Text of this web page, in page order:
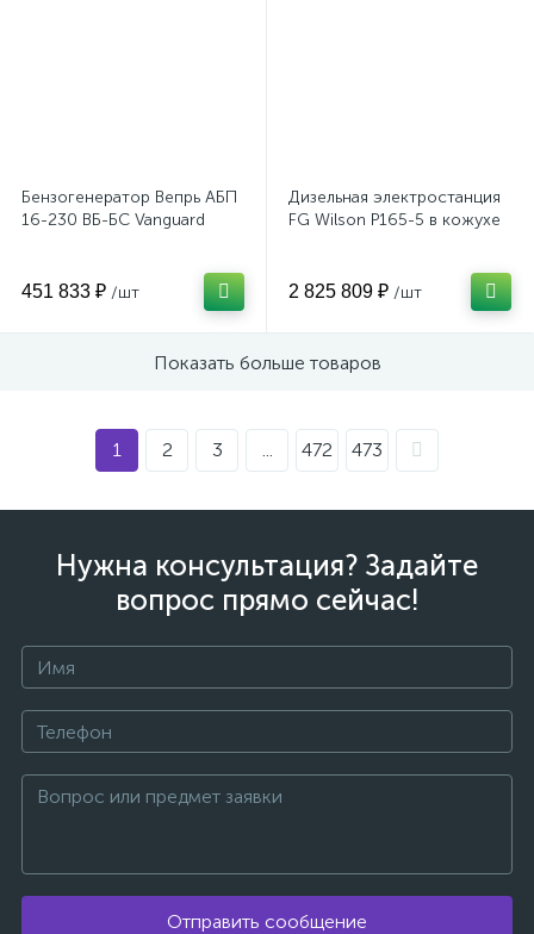
Бензогенератор Вепрь АБП
16-230 ВБ-БС Vanguard
451 833 ₽ /шт
Дизельная электростанция
FG Wilson P165-5 в кожухе
2 825 809 ₽ /шт
Показать больше товаров
1 2 3 ... 472 473
Нужна консультация? Задайте
вопрос прямо сейчас!
Отправить сообщение